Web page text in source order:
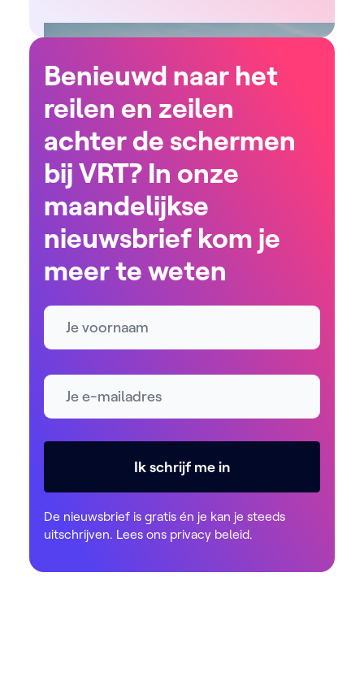
Benieuwd naar het
reilen en zeilen
achter de schermen
bij VRT? In onze
maandelijkse
nieuwsbrief kom je
meer te weten
Naam
E-mailadres *
Ik schrijf me in
De nieuwsbrief is gratis én je kan je steeds
uitschrijven. Lees ons privacy beleid.